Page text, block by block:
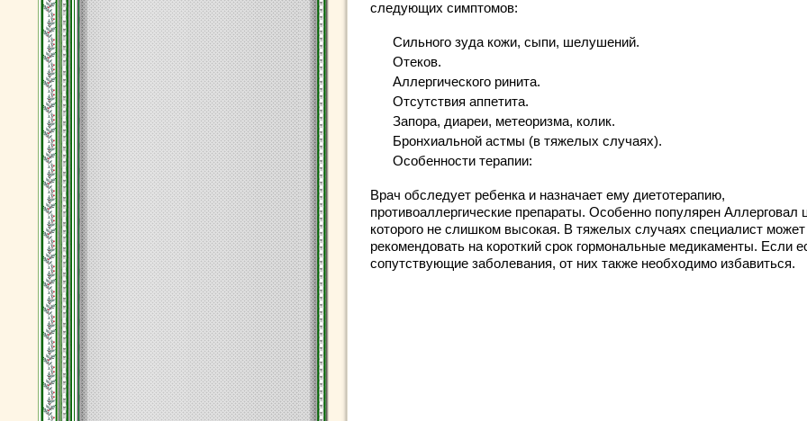
следующих симптомов:
Сильного зуда кожи, сыпи, шелушений.
Отеков.
Аллергического ринита.
Отсутствия аппетита.
Запора, диареи, метеоризма, колик.
Бронхиальной астмы (в тяжелых случаях).
Особенности терапии:
Врач обследует ребенка и назначает ему диетотерапию,
противоаллергические препараты. Особенно популярен Аллерговал
которого не слишком высокая. В тяжелых случаях специалист может
рекомендовать на короткий срок гормональные медикаменты. Если
сопутствующие заболевания, от них также необходимо избавиться.